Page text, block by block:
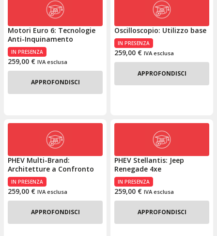
Motori Euro 6: Tecnologie
Anti-Inquinamento
IN PRESENZA
259,00 € IVA esclusa
APPROFONDISCI
Oscilloscopio: Utilizzo base
IN PRESENZA
259,00 € IVA esclusa
APPROFONDISCI
PHEV Multi-Brand:
Architetture a Confronto
IN PRESENZA
259,00 € IVA esclusa
APPROFONDISCI
PHEV Stellantis: Jeep
Renegade 4xe
IN PRESENZA
259,00 € IVA esclusa
APPROFONDISCI